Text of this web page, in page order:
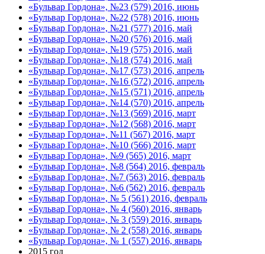
«Бульвар Гордона», №23 (579) 2016, июнь
«Бульвар Гордона», №22 (578) 2016, июнь
«Бульвар Гордона», №21 (577) 2016, май
«Бульвар Гордона», №20 (576) 2016, май
«Бульвар Гордона», №19 (575) 2016, май
«Бульвар Гордона», №18 (574) 2016, май
«Бульвар Гордона», №17 (573) 2016, апрель
«Бульвар Гордона», №16 (572) 2016, апрель
«Бульвар Гордона», №15 (571) 2016, апрель
«Бульвар Гордона», №14 (570) 2016, апрель
«Бульвар Гордона», №13 (569) 2016, март
«Бульвар Гордона», №12 (568) 2016, март
«Бульвар Гордона», №11 (567) 2016, март
«Бульвар Гордона», №10 (566) 2016, март
«Бульвар Гордона», №9 (565) 2016, март
«Бульвар Гордона», №8 (564) 2016, февраль
«Бульвар Гордона», №7 (563) 2016, февраль
«Бульвар Гордона», №6 (562) 2016, февраль
«Бульвар Гордона», № 5 (561) 2016, февраль
«Бульвар Гордона», № 4 (560) 2016, январь
«Бульвар Гордона», № 3 (559) 2016, январь
«Бульвар Гордона», № 2 (558) 2016, январь
«Бульвар Гордона», № 1 (557) 2016, январь
2015 год